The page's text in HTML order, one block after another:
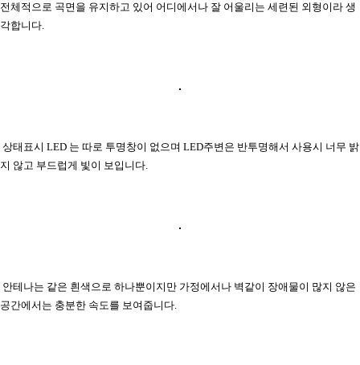
전체적으로 곡면을 유지하고 있어 어디에서나 잘 어울리는 세련된 외형이라 생
각합니다.
상태표시 LED 는 따로 투명창이 없으며 LED주변은 반투명해서 사용시 너무 밝
지 않고 부드럽게 빛이 보입니다.
안테나는 같은 흰색으로 하나뿐이지만 가정에서나 벽같이 장애물이 많지 않은
공간에서는 충분한 속도를 보여줍니다.